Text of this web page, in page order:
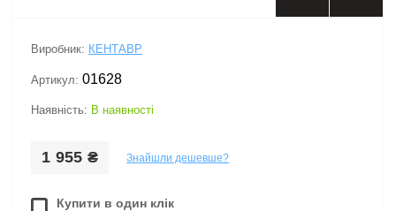
Виробник: КЕНТАВР
Артикул: 01628
Наявність: В наявності
1 955 ₴ Знайшли дешевше?
Купити в один клік